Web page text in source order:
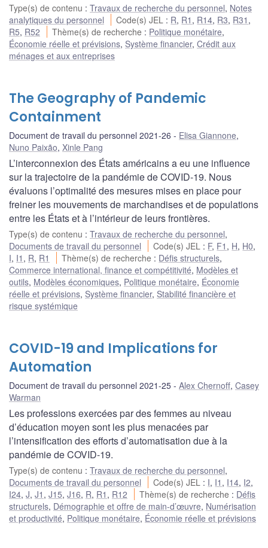
Type(s) de contenu : Travaux de recherche du personnel, Notes
analytiques du personnel
Code(s) JEL : R, R1 , R14, R3, R31 ,
R5, R52 Thème(s) de recherche : Politique monétaire,
Économie réelle et prévisions, Système financier, Crédit aux
ménages et aux entreprises
The Geography of Pandemic
Containment
Document de travail du personnel 2021-26 Elisa Giannone,
Nuno Paixão, Xinle Pang
L’interconnexion des États américains a eu une influence
sur la trajectoire de la pandémie de COVID-19. Nous
évaluons l’optimalité des mesures mises en place pour
freiner les mouvements de marchandises et de populations
entre les États et à l’intérieur de leurs frontières.
Type(s) de contenu : Travaux de recherche du personnel,
Documents de travail du personnel
Code(s) JEL : F, F1 , H, H0,
I, I1 , R, R1 Thème(s) de recherche : Défis structurels,
Commerce international, finance et compétitivité, Modèles et
outils, Modèles économiques, Politique monétaire, Économie
réelle et prévisions, Système financier, Stabilité financière et
risque systémique
COVID-19 and Implications for
Automation
Document de travail du personnel 2021-25 Alex Chernoff, Casey
Warman
Les professions exercées par des femmes au niveau
d’éducation moyen sont les plus menacées par
l’intensification des efforts d’automatisation due à la
pandémie de COVID-19.
Type(s) de contenu : Travaux de recherche du personnel,
Documents de travail du personnel
Code(s) JEL : I, I1 , I14, I2,
I24, J, J1 , J15, J16, R, R1 , R12 Thème(s) de recherche : Défis
structurels, Démographie et offre de main-d’œuvre, Numérisation
et productivité, Politique monétaire, Économie réelle et prévisions